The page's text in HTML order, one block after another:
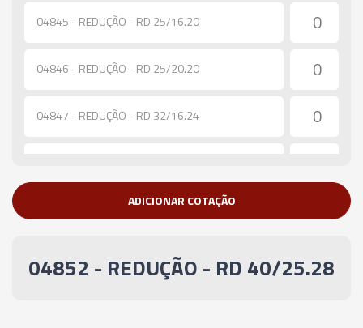
04845 - REDUÇÃO - RD 25/16.20
04846 - REDUÇÃO - RD 25/20.20
04847 - REDUÇÃO - RD 32/16.24
04849 - REDUÇÃO - RD 32/25.28
04850 - REDUÇÃO - RD 40/16.24
ADICIONAR COTAÇÃO
04852 - REDUÇÃO - RD 40/25.28